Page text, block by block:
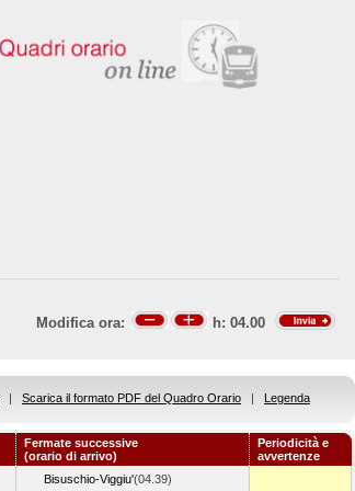
Modifica ora: h: 04.00
| Scarica il formato PDF del Quadro Orario | Legenda
Fermate successive
(orario di arrivo)
Periodicità e
avvertenze
Bisuschio-Viggiu'(04.39)